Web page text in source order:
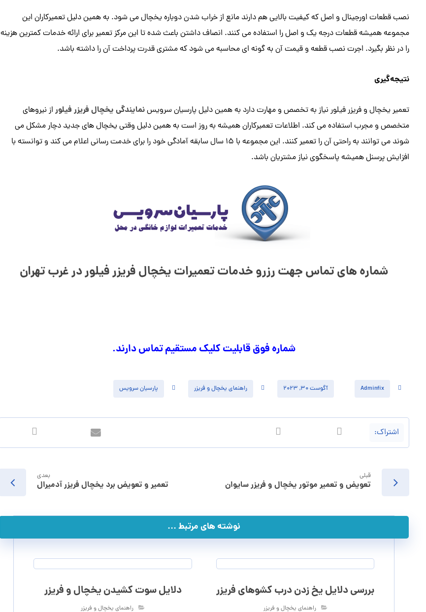
نصب قطعات اورجینال و اصل که کیفیت بالایی هم دارند مانع از خراب شدن دوباره یخچال می شود. به همین دلیل تعمیرکاران این
مجموعه همیشه قطعات درجه یک و اصل را استفاده می کنند. انصاف داشتن باعث شده تا این مرکز تعمیر برای ارائه خدمات کمترین هزینه
را در نظر بگیرد. اجرت نصب قطعه و قیمت آن به گونه ای محاسبه می شود که مشتری قدرت پرداخت آن را داشته باشد.
نتیجه‌گیری
تعمیر یخچال و فریزر فیلور نیاز به تخصص و مهارت دارد به همین دلیل پارسیان سرویسنمایندگی یخچال فریزر فیلوراز نیروهای
متخصص و مجرب استفاده می کند. اطلاعات تعمیرکاران همیشه به روز است به همین دلیل وقتی یخچال های جدید دچار مشکل می
شوند می توانند به راحتی آن را تعمیر کنند. این مجموعه با ۱۵ سال سابقه آمادگی خود را برای خدمت رسانی اعلام می کند و توانسته با
افزایش پرسنل همیشه پاسخگوی نیاز مشتریان باشد.
شماره های تماس​ جهت رزرو خدمات تعمیرات یخچال فریزر فیلور در غرب تهران
شماره فوق قابلیت کلیک مستقیم تماس دارند.
Adminfix آگوست ۳۰, ۲۰۲۳ راهنمای یخچال و فریزر پارسیان سرویس
قبلی
تعویض و تعمیر موتور یخچال و فریزر سایوان
بعدی
تعمیر و تعویض برد یخچال فریزر آدمیرال
نوشته های مرتبط ...
بررسی دلایل یخ زدن درب کشوهای فریزر
راهنمای یخچال و فریزر
دلایل سوت کشیدن یخچال و فریزر
راهنمای یخچال و فریزر